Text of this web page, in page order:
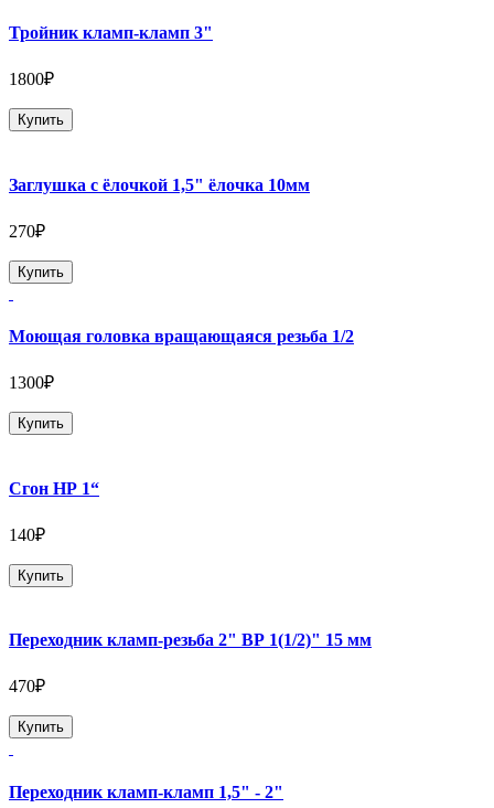
Тройник кламп-кламп 3"
1800₽
Купить
Заглушка с ёлочкой 1,5" ёлочка 10мм
270₽
Купить
Моющая головка вращающаяся резьба 1/2
1300₽
Купить
Сгон НР 1“
140₽
Купить
Переходник кламп-резьба 2" ВР 1(1/2)" 15 мм
470₽
Купить
Переходник кламп-кламп 1,5" - 2"